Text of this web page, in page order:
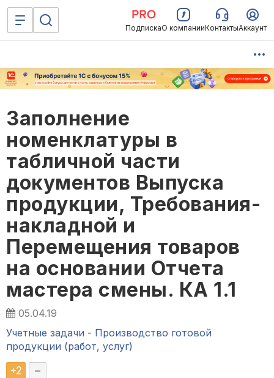
ПодпискаО компанииКонтактыАккаунт
Заполнение
номенклатуры в
табличной части
документов Выпуска
продукции, Требования-
накладной и
Перемещения товаров
на основании Отчета
мастера смены. КА 1.1
05.04.19
Учетные задачи - Производство готовой
продукции (работ, услуг)
+2 –